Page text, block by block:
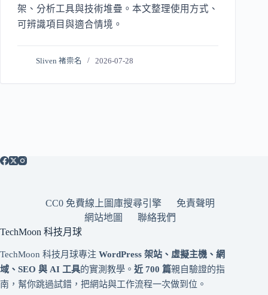
架、分析工具與技術堆疊。本文整理使用方式、
可辨識項目與適合情境。
Sliven 褚崇名 2026-07-28
CC0 免費線上圖庫搜尋引擎
免責聲明
網站地圖
聯絡我們
TechMoon 科技月球
TechMoon 科技月球專注 WordPress 架站、虛擬主機、網
域、SEO 與 AI 工具的實測教學。 近 700 篇親自驗證的指
南，幫你跳過試錯，把網站與工作流程一次做到位。